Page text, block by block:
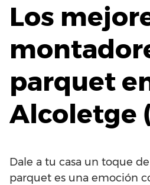
Los
parquet
Alcoletge
Dale a tu casa un toque
parquet es una emoción